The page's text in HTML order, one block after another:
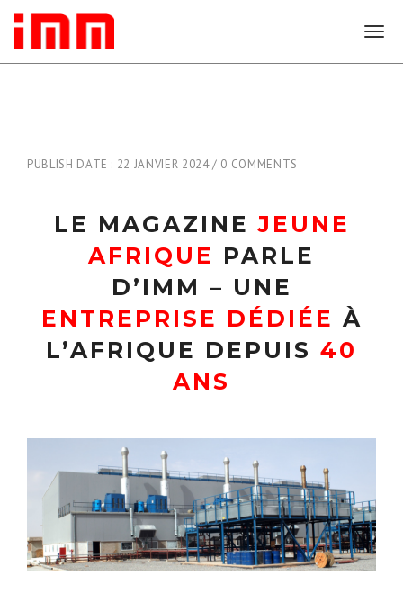
T
PUBLISH DATE : 22 JANVIER 2024 0 COMMENTS
LE MAGAZINEJEUNE
AFRIQUE PARLE
D’IMM – UNE
ENTREPRISE DÉDIÉE À
L’AFRIQUE DEPUIS 40
ANS